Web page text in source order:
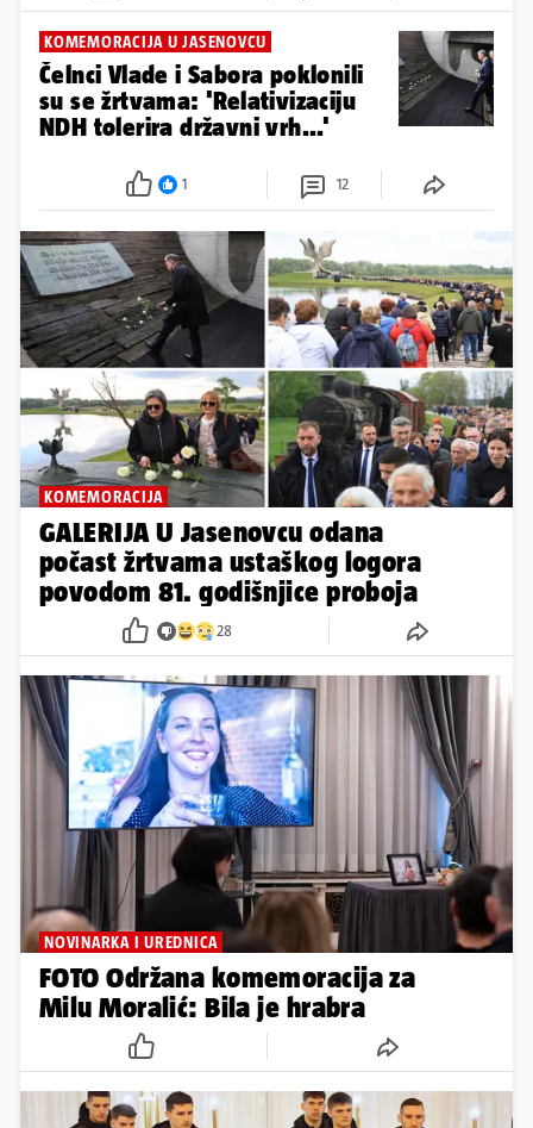
KOMEMORACIJA U JASENOVCU
Čelnci Vlade i Sabora poklonili
su se žrtvama: 'Relativizaciju
NDH tolerira državni vrh...'
1 12
KOMEMORACIJA
GALERIJA U Jasenovcu odana
počast žrtvama ustaškog logora
povodom 81. godišnjice proboja
28
NOVINARKA I UREDNICA
FOTO Održana komemoracija za
Milu Moralić: Bila je hrabra